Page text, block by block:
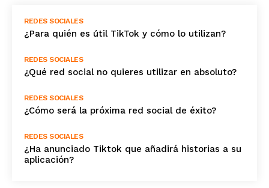
REDES SOCIALES
¿Para quién es útil TikTok y cómo lo utilizan?
REDES SOCIALES
¿Qué red social no quieres utilizar en absoluto?
REDES SOCIALES
¿Cómo será la próxima red social de éxito?
REDES SOCIALES
¿Ha anunciado Tiktok que añadirá historias a su
aplicación?